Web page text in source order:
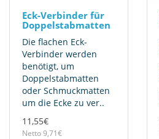
Eck-Verbinder für
Doppelstabmatten
Die flachen Eck-
Verbinder werden
benötigt, um
Doppelstabmatten
oder Schmuckmatten
um die Ecke zu ver..
11,55€
Netto 9,71€